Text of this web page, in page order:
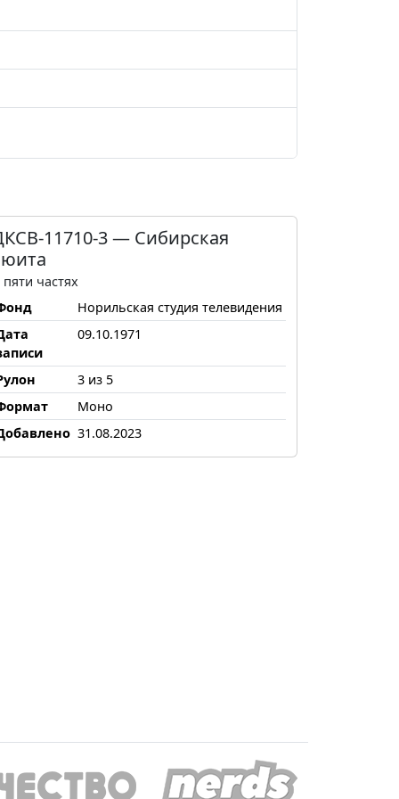
11710-3 — Сибирская
пяти частях
Норильская студия телевидения
09.10.1971
3 из 5
Моно
31.08.2023